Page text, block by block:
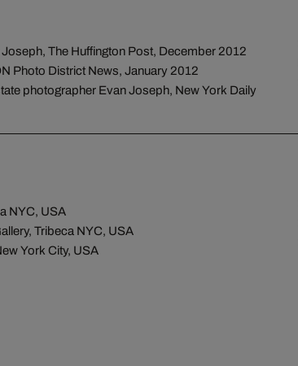
The Huffington Post, December 2012
Photo District News, January 2012
photographer Evan Joseph, New York Daily
NYC, USA
Tribeca NYC, USA
York City, USA